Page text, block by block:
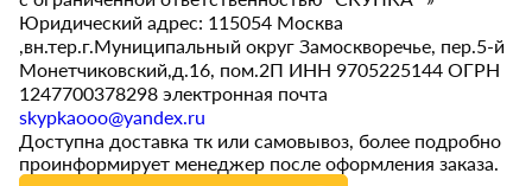
Юридический адрес: 115054 Москва
,вн.тер.г.Муниципальный округ Замоскворечье, пер.5-й
Монетчиковский,д.16, пом.2П ИНН 9705225144 ОГРН
1247700378298 электронная почта
skypkaooo@yandex.ru
Доступна доставка тк или самовывоз, более подробно
проинформирует менеджер после оформления заказа.